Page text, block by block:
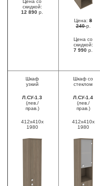
Цена со
скидкой:
12 890 р.
Цена: 8
240р.
Цена со
скидкой:
7 990 р.
Шкаф
узкий
Л.СУ-1.3
(лев./
прав.)
412x410x
1980
Шкаф со
стеклом
Л.СУ-1.4
(лев./
прав.)
412x410x
1980